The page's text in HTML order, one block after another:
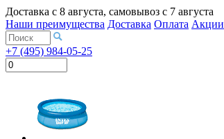
Доставка с 8 августа, самовывоз с 7 августа
Наши преимущества Доставка Оплата Акции
+7 (495) 984-05-25